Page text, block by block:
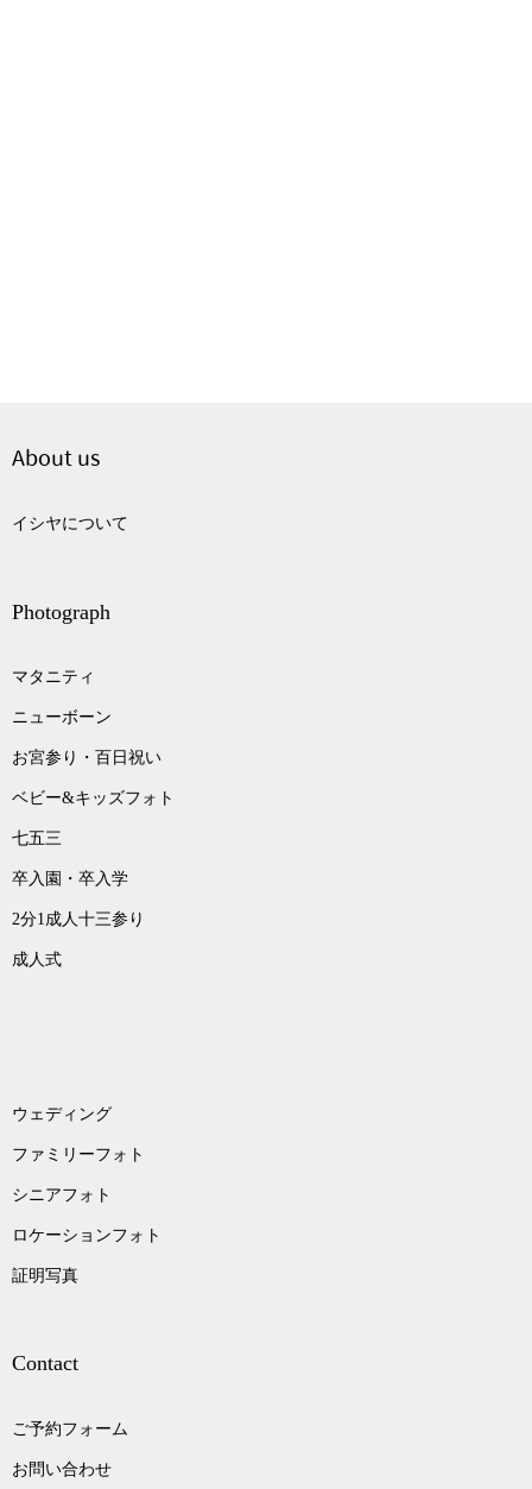
About us
イシヤについて
Photograph
マタニティ
ニューボーン
お宮参り・百日祝い
ベビー&キッズフォト
七五三
卒入園・卒入学
2分1成人十三参り
成人式
ウェディング
ファミリーフォト
シニアフォト
ロケーションフォト
証明写真
Contact
ご予約フォーム
お問い合わせ